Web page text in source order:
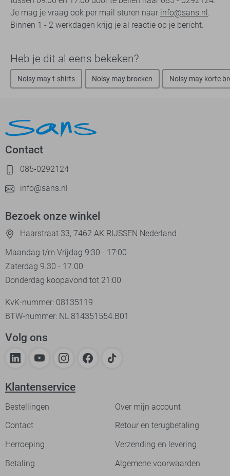
Je mag je vraag ook per mail sturen naar info@sans.nl.
Binnen 1 - 2 werkdagen krijg je al reactie op je bericht.
Heb je dit al eens bekeken?
Noisy may t-shirts Noisy may broeken Noisy may korte
Contact
085-0292124
info@sans.nl
Bezoek onze winkel
Haarstraat 33, 7462 AK RIJSSEN Nederland
Maandag t/m Vrijdag 9:30 - 17:00
Zaterdag 9.30 - 17.00
Donderdag koopavond tot 21:00
KvK-nummer: 08135119
BTW-nummer: NL 814351554.B01
Volg ons
Klantenservice
Bestellingen
Over mijn account
Contact
Retour en terugbetaling
Herroeping
Verzending en levering
Betaling
Algemene voorwaarden